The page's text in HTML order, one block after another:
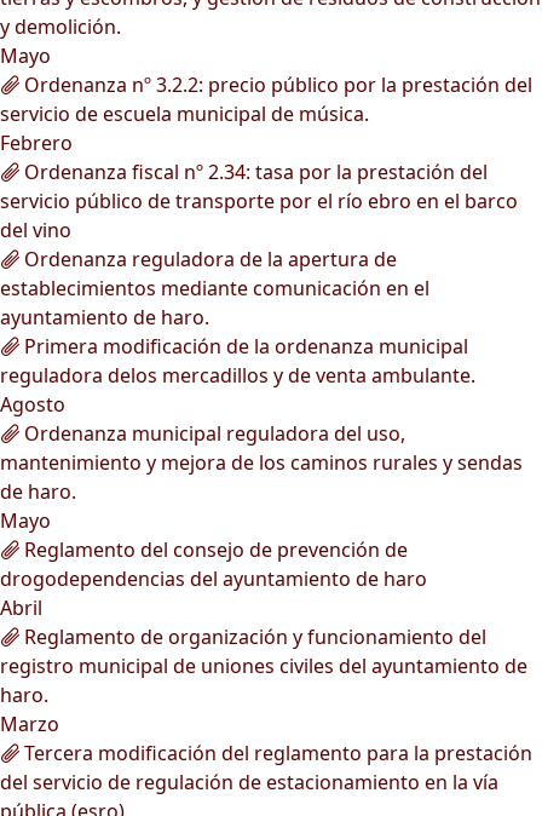
y demolición.
Mayo
Ordenanza nº 3.2.2: precio público por la prestación del
servicio de escuela municipal de música.
Febrero
Ordenanza fiscal nº 2.34: tasa por la prestación del
servicio público de transporte por el río ebro en el barco
del vino
Ordenanza reguladora de la apertura de
establecimientos mediante comunicación en el
ayuntamiento de haro.
Primera modificación de la ordenanza municipal
reguladora delos mercadillos y de venta ambulante.
Agosto
Ordenanza municipal reguladora del uso,
mantenimiento y mejora de los caminos rurales y sendas
de haro.
Mayo
Reglamento del consejo de prevención de
drogodependencias del ayuntamiento de haro
Abril
Reglamento de organización y funcionamiento del
registro municipal de uniones civiles del ayuntamiento de
haro.
Marzo
Tercera modificación del reglamento para la prestación
del servicio de regulación de estacionamiento en la vía